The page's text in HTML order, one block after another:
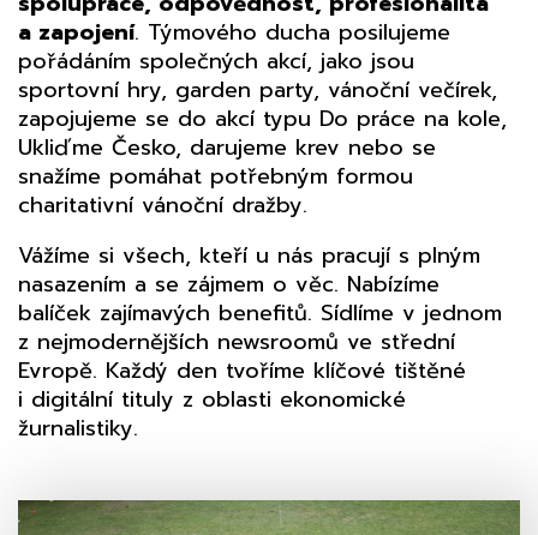
a zapojení. Týmového ducha posilujeme
pořádáním společných akcí, jako jsou
sportovní hry, garden party, vánoční večírek,
zapojujeme se do akcí typu Do práce na kole,
Ukliďme Česko, darujeme krev nebo se
snažíme pomáhat potřebným formou
charitativní vánoční dražby.
Vážíme si všech, kteří u nás pracují s plným
nasazením a se zájmem o věc. Nabízíme
balíček zajímavých benefitů. Sídlíme v jednom
z nejmodernějších newsroomů ve střední
Evropě. Každý den tvoříme klíčové tištěné
i digitální tituly z oblasti ekonomické
žurnalistiky.